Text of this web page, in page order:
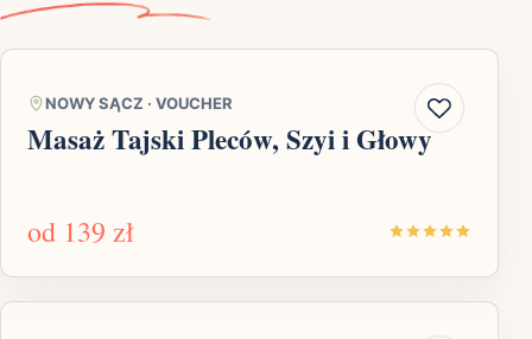
NOWY SĄCZ · VOUCHER
Masaż Tajski Pleców, Szyi i Głowy
od 139 zł